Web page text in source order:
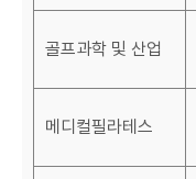
골프과학 및 산업
메디컬필라테스